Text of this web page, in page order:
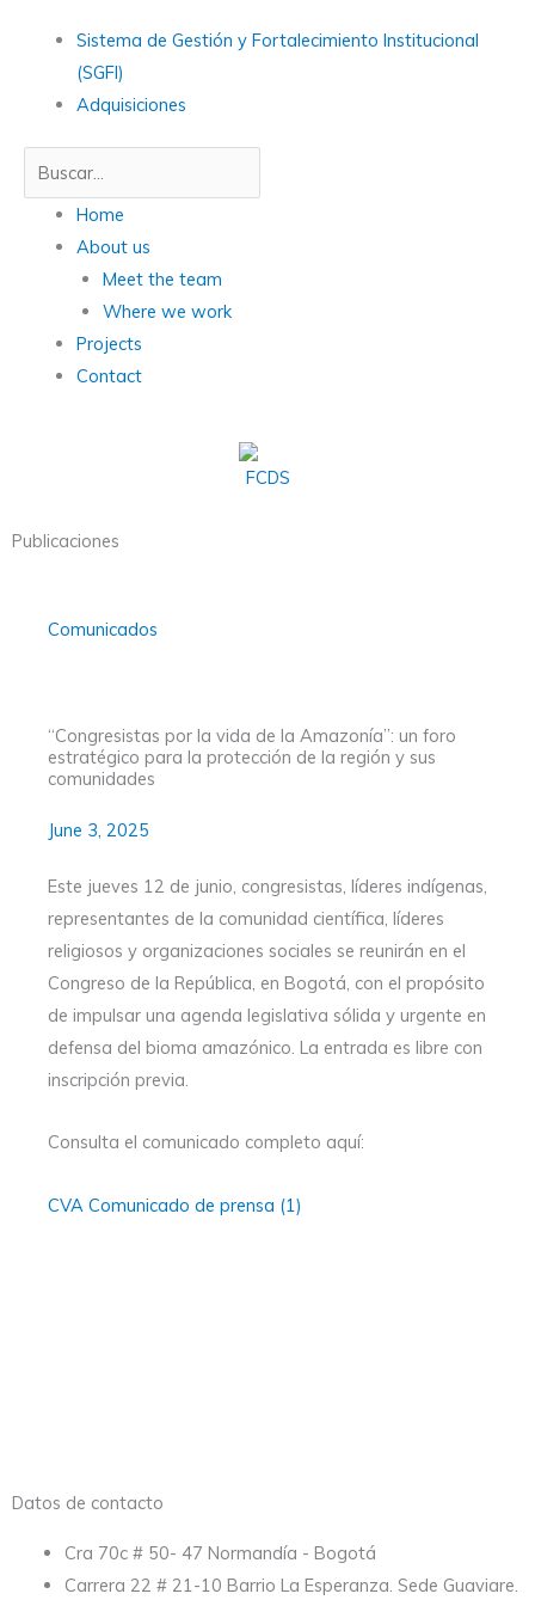
Main
Sistema de Gestión y Fortalecimiento Institucional
(SGFI)
Adquisiciones
Search
Main
Menu
Home
About us
Meet the team
Where we work
Projects
Contact
Publicaciones
Comunicados
“Congresistas por la vida de la Amazonía”: un foro
estratégico para la protección de la región y sus
comunidades
June 3, 2025
Este jueves 12 de junio, congresistas, líderes indígenas,
representantes de la comunidad científica, líderes
religiosos y organizaciones sociales se reunirán en el
Congreso de la República, en Bogotá, con el propósito
de impulsar una agenda legislativa sólida y urgente en
defensa del bioma amazónico. La entrada es libre con
inscripción previa.
Consulta el comunicado completo aquí:
CVA Comunicado de prensa (1)
Datos de contacto
Cra 70c # 50- 47 Normandía - Bogotá
Carrera 22 # 21-10 Barrio La Esperanza. Sede Guaviare.